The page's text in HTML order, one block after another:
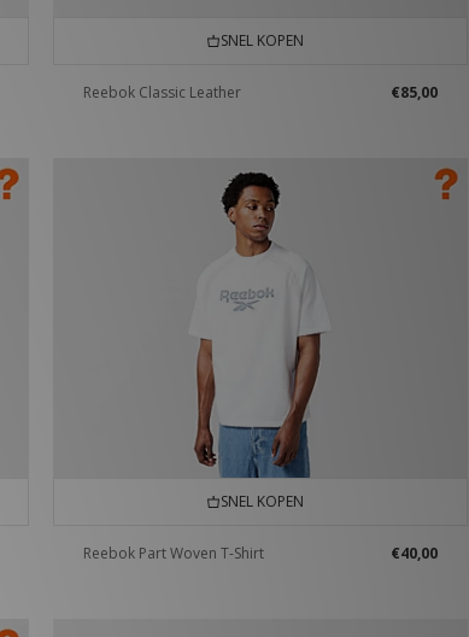
SNEL KOPEN
Reebok Classic Leather €85,00
SNEL KOPEN
Reebok Part Woven T-Shirt €40,00